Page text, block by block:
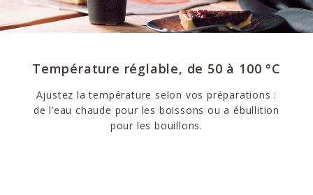
Température réglable, de 50 à 100 °C
Ajustez la température selon vos préparations :
de l’eau chaude pour les boissons ou a ébullition
pour les bouillons.